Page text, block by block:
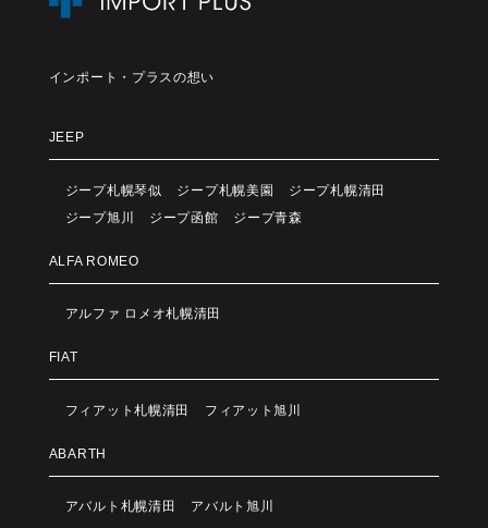
インポート・プラスの想い
JEEP
ジープ札幌琴似 ジープ札幌美園
ジープ札幌清田
ジープ旭川
ジープ函館 ジープ青森
ALFA ROMEO
アルファ ロメオ札幌清田
FIAT
フィアット札幌清田 フィアット旭川
ABARTH
アバルト札幌清田 アバルト旭川